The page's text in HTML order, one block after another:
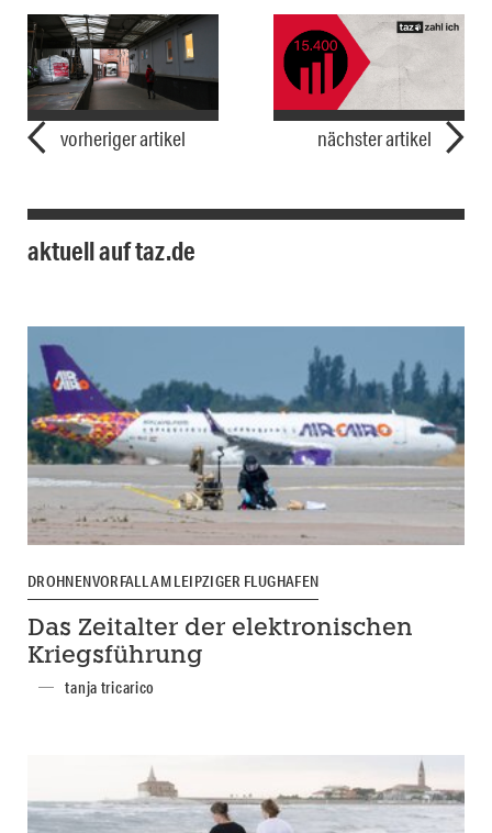
vorheriger artikel nächster artikel
aktuell auf taz.de
DROHNENVORFALL AM LEIPZIGER FLUGHAFEN
Das Zeitalter der elektronischen
Kriegsführung
tanja tricarico